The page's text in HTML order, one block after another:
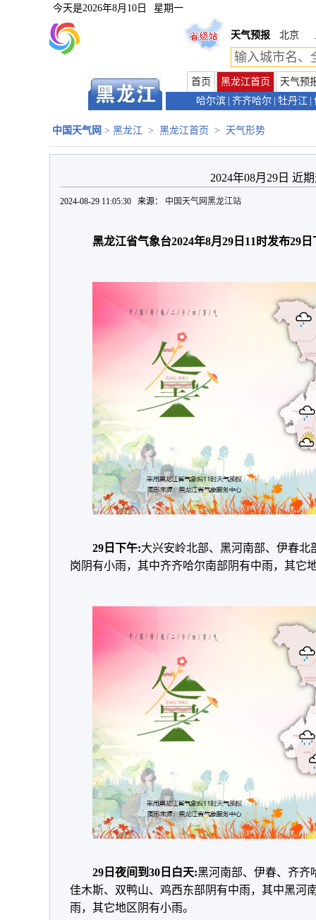
今天是2026年8月10日 星期一
天气预报 北京
首页 黑龙江首页
天气预
哈尔滨 齐齐哈尔 牡丹江
中国天气网 > 黑龙江 > 黑龙江首页 > 天气形势
2024年08月29日 近
2024-08-29 11:05:30 来源： 中国天气网黑龙江站
黑龙江省气象台2024年8月29日11时发布29
29日下午:大兴安岭北部、黑河南部、伊春
岗阴有小雨，其中齐齐哈尔南部阴有中雨，其它
29日夜间到30日白天:黑河南部、伊春、齐齐
佳木斯、双鸭山、鸡西东部阴有中雨，其中黑河
雨，其它地区阴有小雨。